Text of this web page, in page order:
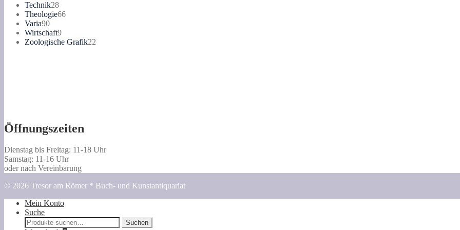
Technik2828
Produkte
Theologie6666
Varia9090
Produkte
Wirtschaft99
Produkte
Zoologische Grafik22
Öffnungszeiten
Dienstag bis Freitag: 11-18 Uhr
Samstag: 11-16 Uhr
oder nach Vereinbarung
© 2026 Tresor am Römer * Buch- und Kunstantiquariat
Mein Konto
Suche
Suche
Suchen